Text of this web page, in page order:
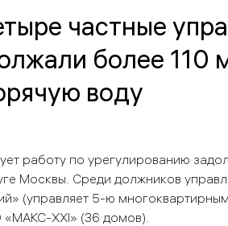
частные
более 110
воду
работу по урегулированию
Москвы. Среди должников
(управляет 5-ю
«МАКС-XXI» (36 домов).